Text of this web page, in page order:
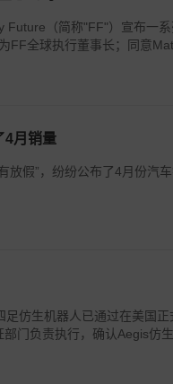
（简称"FF"）宣布一
FF全球执行董事长；同意
4月销量
假”，纷纷公布了4月份汽车
仿生机器人已通过在美国正
门负责执行，确认Aegis仿